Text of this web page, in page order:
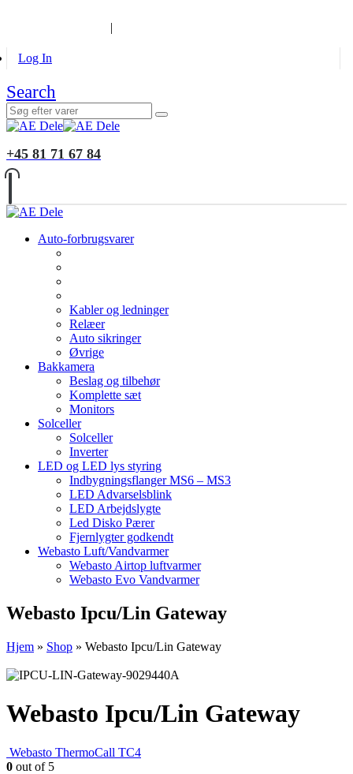
|
Log In
Search
+45 81 71 67 84
Auto-forbrugsvarer
Kabler og ledninger
Relæer
Auto sikringer
Øvrige
Bakkamera
Beslag og tilbehør
Komplette sæt
Monitors
Solceller
Solceller
Inverter
LED og LED lys styring
Indbygningsflanger MS6 – MS3
LED Advarselsblink
LED Arbejdslygte
Led Disko Pærer
Fjernlygter godkendt
Webasto Luft/Vandvarmer
Webasto Airtop luftvarmer
Webasto Evo Vandvarmer
Webasto Ipcu/Lin Gateway
Hjem » Shop » Webasto Ipcu/Lin Gateway
Webasto Ipcu/Lin Gateway
Webasto ThermoCall TC4
0 out of 5